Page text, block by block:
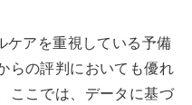
ケアを重視している予備
らの評判においても優れ
ここでは、データに基づ